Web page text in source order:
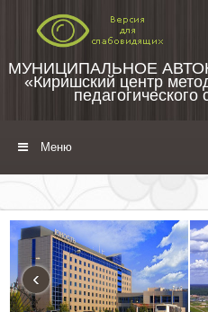
МУНИЦИПАЛЬНОЕ
«Киришский центр
Меню
‹